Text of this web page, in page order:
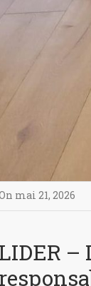
mai 21, 2026
LIDER